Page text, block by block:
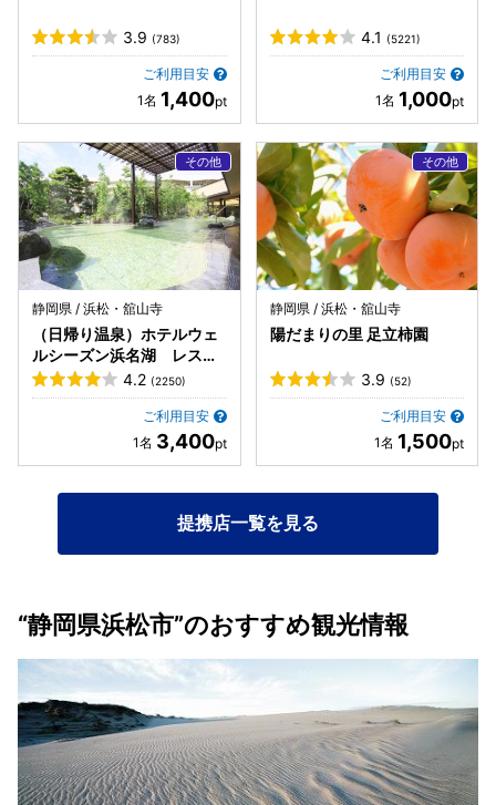
3.9 (783)
ご利用目安
1,400
4.1 (5221)
ご利用目安
1,000
静岡県 / 浜松・舘山寺
（日帰り温泉）ホテルウェ
ルシーズン浜名湖 レスト
ラン るぴなす
4.2 (2250)
ご利用目安
3,400
静岡県 / 浜松・舘山寺
陽だまりの里 足立柿園
3.9 (52)
ご利用目安
1,500
提携店一覧を見る
“静岡県浜松市”のおすすめ観光情報